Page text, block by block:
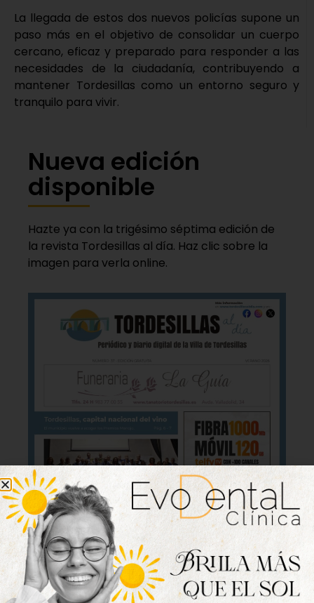
La llegada de estos dos nuevos policías supone un
paso más en el objetivo de consolidar un cuerpo
cercano, eficaz y preparado para responder a las
necesidades de la ciudadanía, contribuyendo a
mantener Tordesillas como un entorno seguro y
tranquilo para vivir.
Nueva edición
disponible
Hazte ya con la trigésimo séptima edición de
la revista Tordesillas al día. Haz clic sobre la
imagen para verla online.